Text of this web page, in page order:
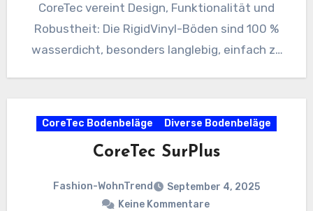
CoreTec vereint Design, Funktionalität und
Robustheit: Die RigidVinyl-Böden sind 100 %
wasserdicht, besonders langlebig, einfach zu
CoreTec Bodenbeläge Diverse Bodenbeläge
CoreTec SurPlus
Fashion-WohnTrend
September 4, 2025
Keine Kommentare